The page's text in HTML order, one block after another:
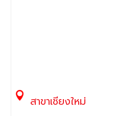
สาขาเชียงใหม่